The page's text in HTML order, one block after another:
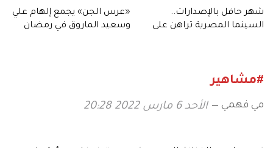
شهر حافل بالإصدارات..
السينما المصرية تراهن على
«عرس الجن» يجمع إلهام علي
وسعيد الماروق في رمضان
#مشاهير
مي فهمي الأحد 6 مارس 2022 20:28